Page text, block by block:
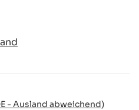
- Ausland abweichend)